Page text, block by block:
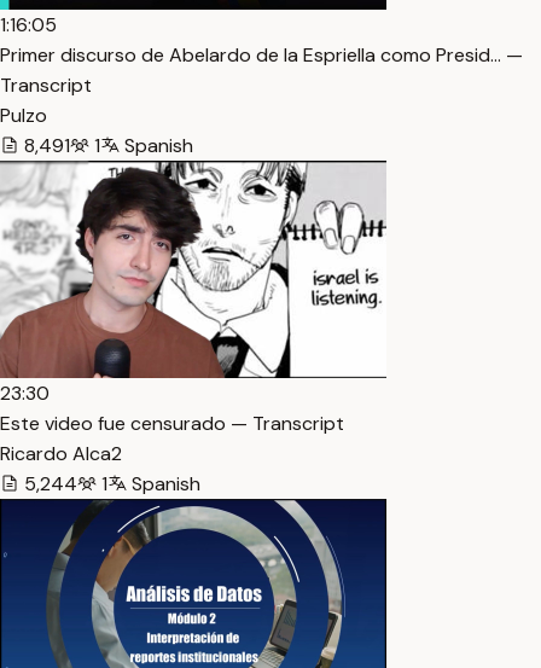
1:16:05
Primer discurso de Abelardo de la Espriella como Presid… —
Transcript
Pulzo
8,491
1 Spanish
23:30
Este video fue censurado — Transcript
Ricardo Alca2
5,244
1 Spanish